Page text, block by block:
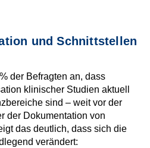
und Schnittstellen
der Befragten an, dass
klinischer Studien aktuell
sind – weit vor der
der Dokumentation von
das deutlich, dass sich die
verändert: